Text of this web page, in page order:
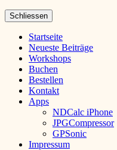
Schliessen
Startseite
Neueste Beiträge
Workshops
Buchen
Bestellen
Kontakt
Apps
NDCalc iPhone
JPGCompressor
GPSonic
Impressum